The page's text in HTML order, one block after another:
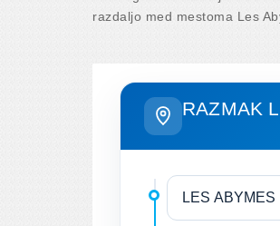
razdaljo med mestoma Les
RAZMAK